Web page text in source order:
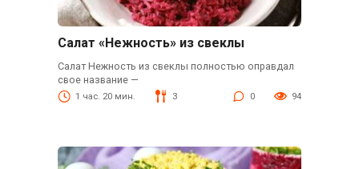
Салат «Нежность» из свеклы
Салат Нежность из свеклы полностью оправдал
свое название —
1 час. 20 мин. 3 0 94